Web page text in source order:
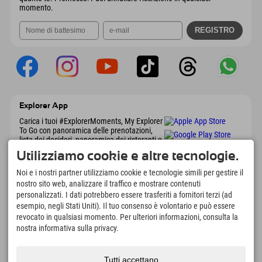
momento.
Explorer App
Carica i tuoi #ExplorerMoments, My Explorer
To Go con panoramica delle prenotazioni,
lista dei desideri, panoramica dei ristoranti e
molto altro. Scaricalo subito!
È tempo di momenti da esploratore
166
Laghi di montagna e piscine
avventura
4.634km
Piste per lo sci e lo
snowboard
8.991km
Utilizziamo cookie e altre tecnologie.
Noi e i nostri partner utilizziamo cookie e tecnologie simili per gestire il
nostro sito web, analizzare il traffico e mostrare contenuti
personalizzati. I dati potrebbero essere trasferiti a fornitori terzi (ad
esempio, negli Stati Uniti). Il tuo consenso è volontario e può essere
revocato in qualsiasi momento. Per ulteriori informazioni, consulta la
nostra informativa sulla privacy.
Tutti accettano